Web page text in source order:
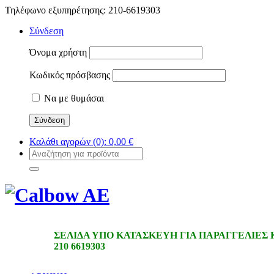
Τηλέφωνο εξυπηρέτησης: 210-6619303
Σύνδεση
Όνομα χρήστη
Κωδικός πρόσβασης
Να με θυμάσαι
Καλάθι αγορών (0): 0,00 €
ΣΕΛΙΔΑ ΥΠΟ ΚΑΤΑΣΚΕΥΗ ΓΙΑ
210 6619303